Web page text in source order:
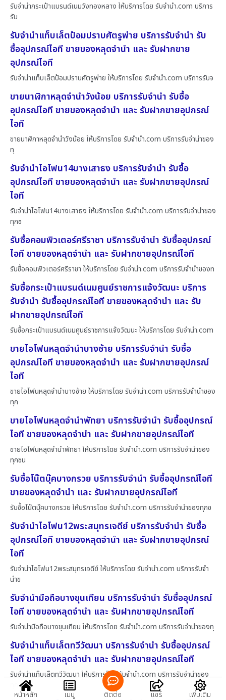
รับจำนำกระเป๋าแบรนด์เนมวังทองหลาง ให้บริการโดย รับจํานํา.com บริการ
รับ
รับจำนำแท็บเล็ตป้อมปราบศัตรูพ่าย บริการรับจำนำ รับ
ซื้ออุปกรณ์ไอที ขายของหลุดจำนำ และ รับฝากขาย
อุปกรณ์ไอที
รับจำนำแท็บเล็ตป้อมปราบศัตรูพ่าย ให้บริการโดย รับจํานํา.com บริการรับจ
ขายนาฬิกาหลุดจำนำวังน้อย บริการรับจำนำ รับซื้อ
อุปกรณ์ไอที ขายของหลุดจำนำ และ รับฝากขายอุปกรณ์
ไอที
ขายนาฬิกาหลุดจำนำวังน้อย ให้บริการโดย รับจํานํา.com บริการรับจำนำของ
ทุ
รับจำนำไอโฟน14บางเสาธง บริการรับจำนำ รับซื้อ
อุปกรณ์ไอที ขายของหลุดจำนำ และ รับฝากขายอุปกรณ์
ไอที
รับจำนำไอโฟน14บางเสาธง ให้บริการโดย รับจํานํา.com บริการรับจำนำของ
ทุกช
รับซื้อคอมพิวเตอร์ศรีราชา บริการรับจำนำ รับซื้ออุปกรณ์
ไอที ขายของหลุดจำนำ และ รับฝากขายอุปกรณ์ไอที
รับซื้อคอมพิวเตอร์ศรีราชา ให้บริการโดย รับจํานํา.com บริการรับจำนำของท
รับซื้อกระเป๋าแบรนด์เนมศูนย์ราชการแจ้งวัฒนะ บริการ
รับจำนำ รับซื้ออุปกรณ์ไอที ขายของหลุดจำนำ และ รับ
ฝากขายอุปกรณ์ไอที
รับซื้อกระเป๋าแบรนด์เนมศูนย์ราชการแจ้งวัฒนะ ให้บริการโดย รับจํานํา.com
ขายไอโฟนหลุดจำนำบางซ้าย บริการรับจำนำ รับซื้อ
อุปกรณ์ไอที ขายของหลุดจำนำ และ รับฝากขายอุปกรณ์
ไอที
ขายไอโฟนหลุดจำนำบางซ้าย ให้บริการโดย รับจํานํา.com บริการรับจำนำของ
ทุก
ขายไอโฟนหลุดจำนำพัทยา บริการรับจำนำ รับซื้ออุปกรณ์
ไอที ขายของหลุดจำนำ และ รับฝากขายอุปกรณ์ไอที
ขายไอโฟนหลุดจำนำพัทยา ให้บริการโดย รับจํานํา.com บริการรับจำนำของ
ทุกชน
รับซื้อโน๊ตบุ๊คบางกรวย บริการรับจำนำ รับซื้ออุปกรณ์ไอที
ขายของหลุดจำนำ และ รับฝากขายอุปกรณ์ไอที
รับซื้อโน๊ตบุ๊คบางกรวย ให้บริการโดย รับจํานํา.com บริการรับจำนำของทุกช
รับจำนำไอโฟน12พระสมุทรเจดีย์ บริการรับจำนำ รับซื้อ
อุปกรณ์ไอที ขายของหลุดจำนำ และ รับฝากขายอุปกรณ์
ไอที
รับจำนำไอโฟน12พระสมุทรเจดีย์ ให้บริการโดย รับจํานํา.com บริการรับจำ
นำข
รับจำนำมือถือบางขุนเทียน บริการรับจำนำ รับซื้ออุปกรณ์
ไอที ขายของหลุดจำนำ และ รับฝากขายอุปกรณ์ไอที
รับจำนำมือถือบางขุนเทียน ให้บริการโดย รับจํานํา.com บริการรับจำนำของทุ
รับจำนำแท็บเล็ตทวีวัฒนา บริการรับจำนำ รับซื้ออุปกรณ์
ไอที ขายของหลุดจำนำ และ รับฝากขายอุปกรณ์ไอที
รับจำนำแท็บเล็ตทวีวัฒนา ให้บริการโดย รับจํานํา.com บริการรับจำนำของ
หน้าหลัก เมนู ติดต่อ แชร์ เพิ่มเติม